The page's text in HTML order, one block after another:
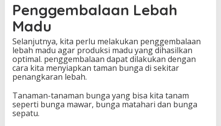
Penggembalaan Lebah
Madu
Selanjutnya, kita perlu melakukan penggembalaan
lebah madu agar produksi madu yang dihasilkan
optimal. penggembalaan dapat dilakukan dengan
cara kita menyiapkan taman bunga di sekitar
penangkaran lebah.
Tanaman-tanaman bunga yang bisa kita tanam
seperti bunga mawar, bunga matahari dan bunga
sepatu.